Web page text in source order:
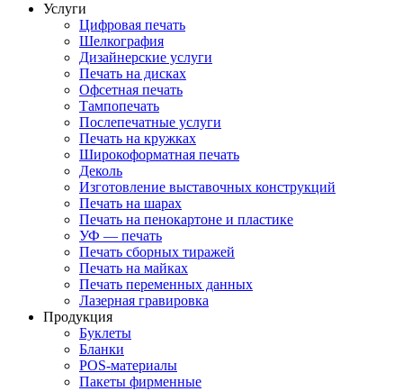
Услуги
Цифровая печать
Шелкография
Дизайнерские услуги
Печать на дисках
Офсетная печать
Тампопечать
Послепечатные услуги
Печать на кружках
Широкоформатная печать
Деколь
Изготовление выставочных конструкций
Печать на шарах
Печать на пенокартоне и пластике
УФ — печать
Печать сборных тиражей
Печать на майках
Печать переменных данных
Лазерная гравировка
Продукция
Буклеты
Бланки
POS-материалы
Пакеты фирменные